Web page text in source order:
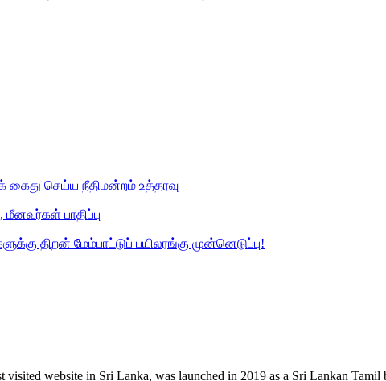
கைது செய்ய நீதிமன்றம் உத்தரவு
பாதிப்பு
திறன் மேம்பாட்டுப் பயிலரங்கு முன்னெடுப்பு!
website in Sri Lanka, was launched in 2019 as a Sri Lankan Tamil